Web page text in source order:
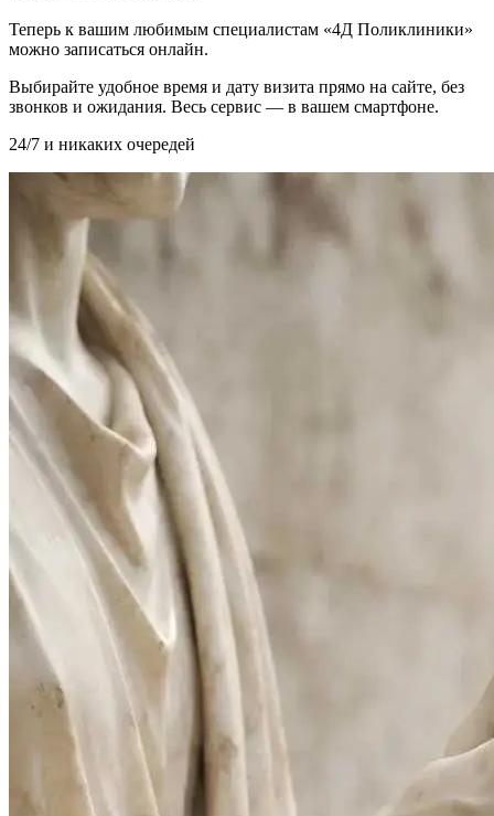
Теперь к вашим любимым специалистам «4Д Поликлиники»
можно записаться онлайн.
Выбирайте удобное время и дату визита прямо на сайте, без
звонков и ожидания. Весь сервис — в вашем смартфоне.
24/7 и никаких очередей